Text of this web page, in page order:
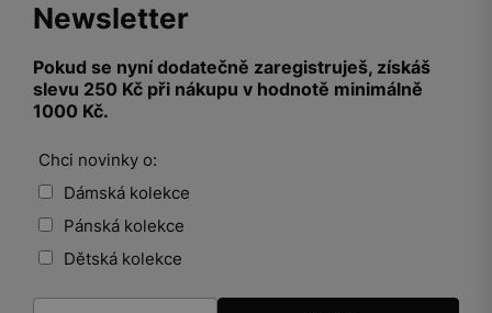
Newsletter
Pokud se nyní dodatečně zaregistruješ, získáš
slevu 250 Kč při nákupu v hodnotě minimálně
1000 Kč.
Chci novinky o:
Dámská kolekce
Pánská kolekce
Dětská kolekce